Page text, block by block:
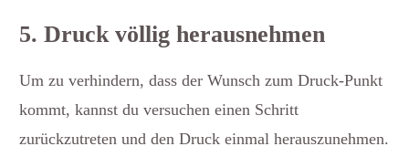
5. Druck völlig herausnehmen
Um zu verhindern, dass der Wunsch zum Druck-Punkt
kommt, kannst du versuchen einen Schritt
zurückzutreten und den Druck einmal herauszunehmen.